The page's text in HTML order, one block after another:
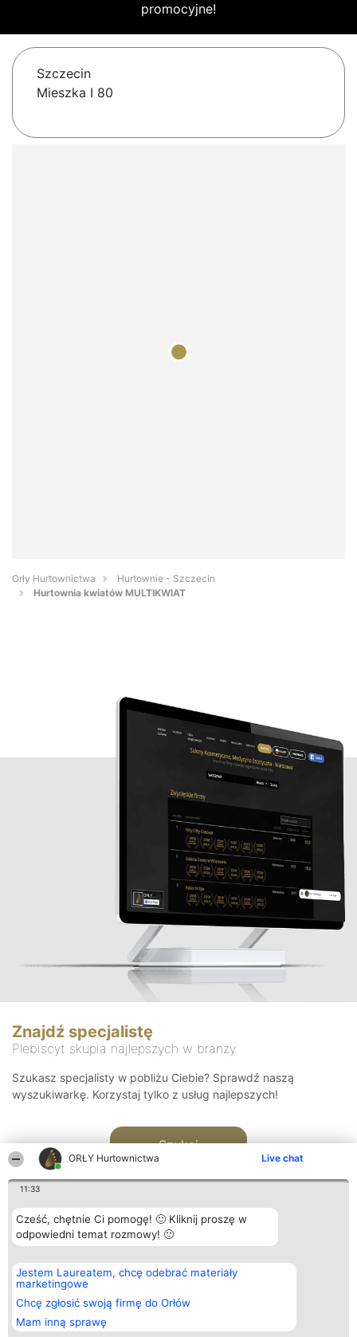
ORŁY Hurtownictwa Live chat
11:33
Cześć, chętnie Ci pomogę! 🙂 Kliknij proszę w
odpowiedni temat rozmowy! 🙂
Jestem Laureatem, chcę odebrać materiały
marketingowe
Chcę zgłosić swoją firmę do Orłów
Mam inną sprawę
promocyjne!
Szczecin
Mieszka I 80
Orły Hurtownictwa
Hurtownie - Szczecin
Hurtownia kwiatów MULTIKWIAT
Znajdź specjalistę
Plebiscyt skupia najlepszych w branży
Szukasz specjalisty w pobliżu Ciebie? Sprawdź naszą
wyszukiwarkę. Korzystaj tylko z usług najlepszych!
Szukaj
Organizator plebiscytu
Bright Side Solutions sp. z o.
o. sp. k.
ul. Ruska 22
Wrocław 50-079
KRS 0000749100 | Regon
381313360 | NIP 8943132676
Plebiscyt
Laureaci
wszystkich
Laureatów
Regulamin
Kontakt
Kontakt